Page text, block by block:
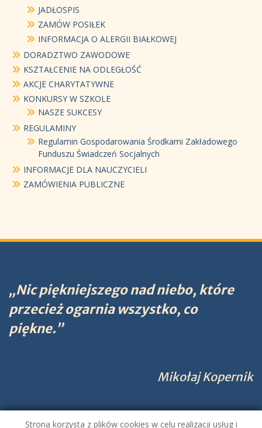
JADŁOSPIS
ZAMÓW POSIŁEK
INFORMACJA O ALERGII BIAŁKOWEJ
DORADZTWO ZAWODOWE
KSZTAŁCENIE NA ODLEGŁOŚĆ
AKCJE CHARYTATYWNE
KONKURSY W SZKOLE
NASZE SUKCESY
REGULAMINY
Regulamin Gospodarowania Środkami Zakładowego
Funduszu Świadczeń Socjalnych
INFORMACJE DLA NAUCZYCIELI
ZAMÓWIENIA PUBLICZNE
„Nic piękniejszego nad niebo, które
przecież ogarnia wszystko, co
piękne.”
Mikołaj Kopernik
Strona korzysta z plików cookies w celu realizacji usług i